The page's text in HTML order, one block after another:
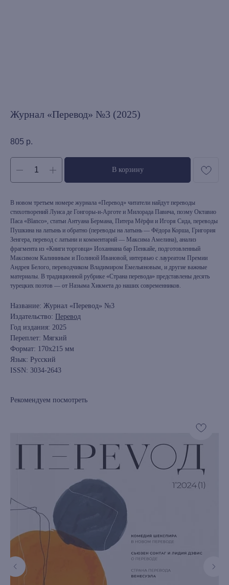
Журнал «Перевод» №3 (2025)
805 р.
В корзину
В новом третьем номере журнала «Перевод» читатели найдут переводы
стихотворений Луиса де Гонгоры-и-Арготе и Милорада Павича, поэму Октавио
Паса «Blanco», статьи Антуана Бермана, Питера Мёрфи и Игоря Сида, переводы
Пушкина на латынь и обратно (переводы на латынь — Фёдора Корша, Григория
Зенгера, перевод с латыни и комментарий — Максима Амелина), анализ
фрагмента из «Книги торговца» Иоханнана бар Пенкайе, подготовленный
Максимом Калининым и Полиной Ивановой, интервью с лауреатом Премии
Андрея Белого, переводчиком Владимиром Емельяновым, и другие важные
материалы. В традиционной рубрике «Страна перевода» представлены десять
турецких поэтов — от Назыма Хикмета до наших современников.
Название: Журнал «Перевод» №3
Издательство: Перевод
Год издания: 2025
Переплет: Мягкий
Формат: 170х215 мм
Язык: Русский
ISSN: 3034-2643
Рекомендуем посмотреть